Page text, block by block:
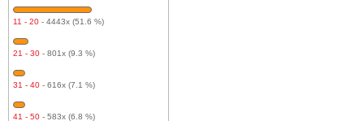
11 - 20 - 4443x (51.6 %)
21 - 30 - 801x (9.3 %)
31 - 40 - 616x (7.1 %)
41 - 50 - 583x (6.8 %)